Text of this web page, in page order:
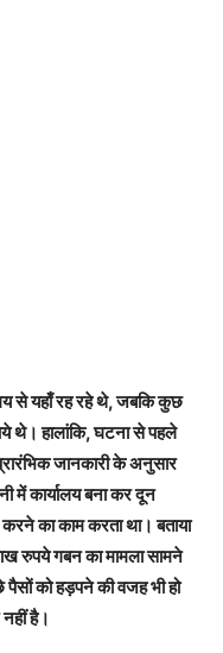
से यहाँ रह रहे थे, जबकि कुछ
थे। हालांकि, घटना से पहले
जानकारी के अनुसार
में कार्यालय बना कर दून
का काम करता था। बताया
रुपये गबन का मामला सामने
को हड़पने की वजह भी हो
है।